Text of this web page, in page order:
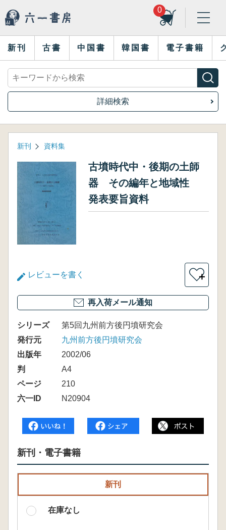
0
新刊 古書 中国書 韓国書 電子書籍
詳細検索
新刊 資料集
古墳時代中・後期の土師
器 その編年と地域性
発表要旨資料
レビューを書く ＋
再入荷メール通知
シリーズ
第5回九州前方後円墳研究会
発行元
九州前方後円墳研究会
出版年
2002/06
判
A4
ページ
210
六一ID
N20904
新刊・電子書籍
新刊
在庫なし